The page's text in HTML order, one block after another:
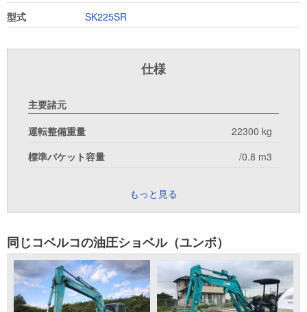
型式
SK225SR
仕様
主要諸元
運転整備重量
22300 kg
標準バケット容量
/0.8 m3
もっと見る
同じコベルコの油圧ショベル（ユンボ）